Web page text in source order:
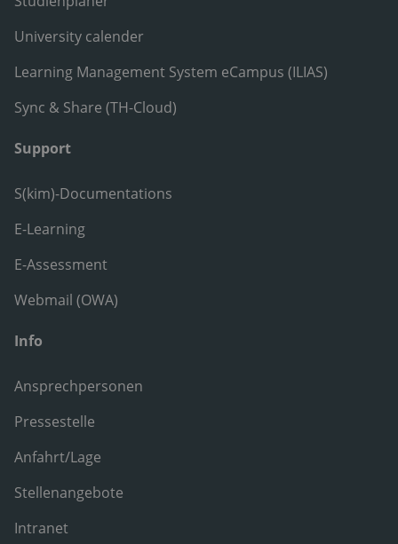
University calender
Learning Management System eCampus (ILIAS)
Sync & Share (TH-Cloud)
Support
S(kim)-Documentations
E-Learning
E-Assessment
Webmail (OWA)
Info
Ansprechpersonen
Pressestelle
Anfahrt/Lage
Stellenangebote
Intranet